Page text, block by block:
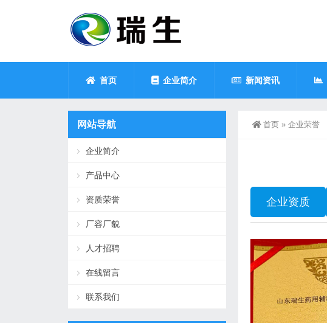
首页 企业简介 新闻资讯
首页 » 企业荣誉
企业资质
网站导航
企业简介
产品中心
资质荣誉
厂容厂貌
人才招聘
在线留言
联系我们